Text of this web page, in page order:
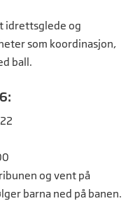
idrettsglede og
som koordinasjon,
ball.
og vent på
barna ned på banen.